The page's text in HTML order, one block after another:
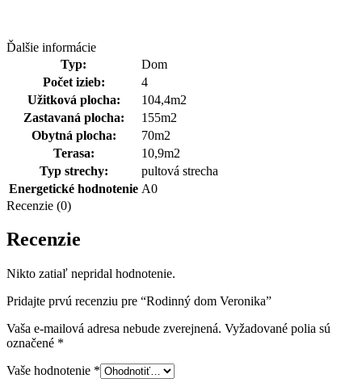
Ďalšie informácie
Typ:
Dom
Počet izieb:
4
Užitková plocha:
104,4m2
Zastavaná plocha:
155m2
Obytná plocha:
70m2
Terasa:
10,9m2
Typ strechy:
pultová strecha
Energetické hodnotenie A0
Recenzie (0)
Recenzie
Nikto zatiaľ nepridal hodnotenie.
Pridajte prvú recenziu pre “Rodinný dom Veronika”
Vaša e-mailová adresa nebude zverejnená. Vyžadované polia sú
označené *
Vaše hodnotenie *